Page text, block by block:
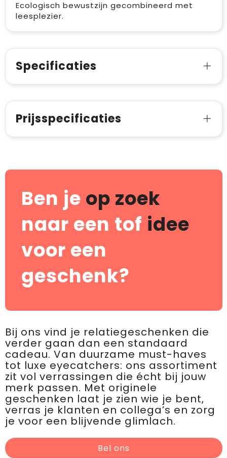
Ecologisch bewustzijn gecombineerd met
leesplezier.
Specificaties
Prijsspecificaties
Ben je op zoek
naar een tof idee
voor een
geschenk?
Bij ons vind je relatiegeschenken die
verder gaan dan een standaard
cadeau. Van duurzame must-haves
tot luxe eyecatchers: ons assortiment
zit vol verrassingen die écht bij jouw
merk passen. Met originele
geschenken laat je zien wie je bent,
verras je klanten en collega’s en zorg
je voor een blijvende glimlach.
Bel ons